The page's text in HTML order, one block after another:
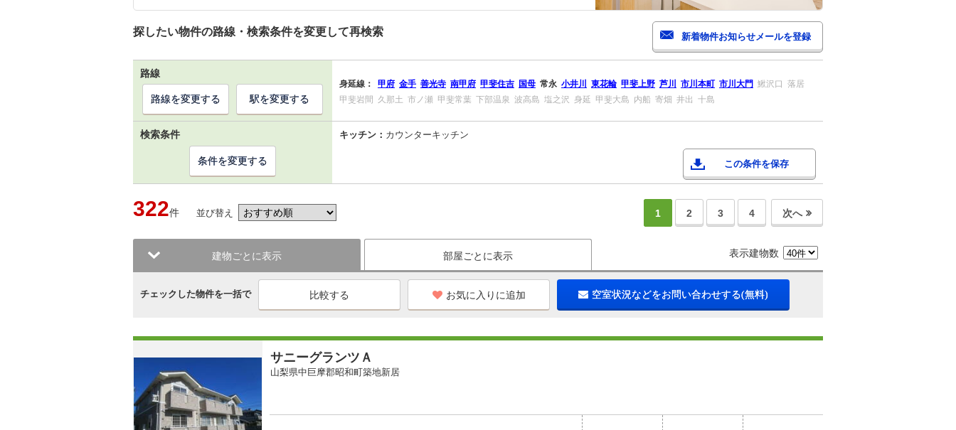
探したい物件の路線・検索条件を変更して再検索
路線
身延線： 甲府 金手 善光寺 南甲府 甲斐住吉 国母 常永 小井川 東花輪 甲斐上野 芦川 市川本町 市川大門 鰍沢口 落居
甲斐岩間
久那土 市ノ瀬 甲斐常葉 下部温泉 波高島 塩之沢 身延 甲斐大島 内船 寄畑 井出 十島
路線を変更する 駅を変更する
検索条件 キッチン： カウンターキッチン
この条件を保存
条件を変更する
322件 並び替え 1 2 3 4 次へ
建物ごとに表示 部屋ごとに表示 表示建物数
チェックした物件を一括で お気に入りに追加 空室状況などをお問い合わせする(無料)
サニーグランツＡ
山梨県中巨摩郡昭和町築地新居